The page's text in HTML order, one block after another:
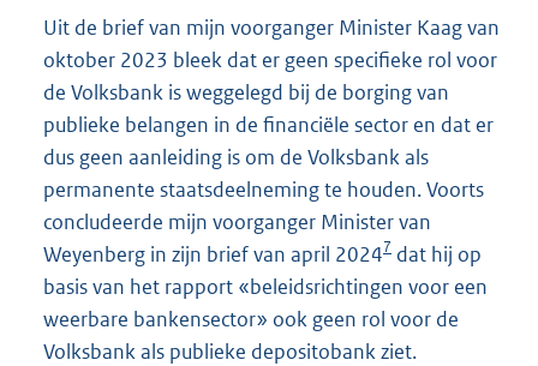
Uit de brief van mijn voorganger Minister Kaag van
oktober 2023 bleek dat er geen specifieke rol voor
de Volksbank is weggelegd bij de borging van
publieke belangen in de financiële sector en dat er
dus geen aanleiding is om de Volksbank als
permanente staatsdeelneming te houden. Voorts
concludeerde mijn voorganger Minister van
Weyenberg in zijn brief van april 20247 dat hij op
basis van het rapport «beleidsrichtingen voor een
weerbare bankensector» ook geen rol voor de
Volksbank als publieke depositobank ziet.